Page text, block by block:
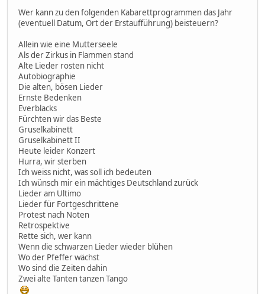
Wer kann zu den folgenden Kabarettprogrammen das Jahr
(eventuell Datum, Ort der Erstaufführung) beisteuern?
Allein wie eine Mutterseele
Als der Zirkus in Flammen stand
Alte Lieder rosten nicht
Autobiographie
Die alten, bösen Lieder
Ernste Bedenken
Everblacks
Fürchten wir das Beste
Gruselkabinett
Gruselkabinett II
Heute leider Konzert
Hurra, wir sterben
Ich weiss nicht, was soll ich bedeuten
Ich wünsch mir ein mächtiges Deutschland zurück
Lieder am Ultimo
Lieder für Fortgeschrittene
Protest nach Noten
Retrospektive
Rette sich, wer kann
Wenn die schwarzen Lieder wieder blühen
Wo der Pfeffer wächst
Wo sind die Zeiten dahin
Zwei alte Tanten tanzen Tango